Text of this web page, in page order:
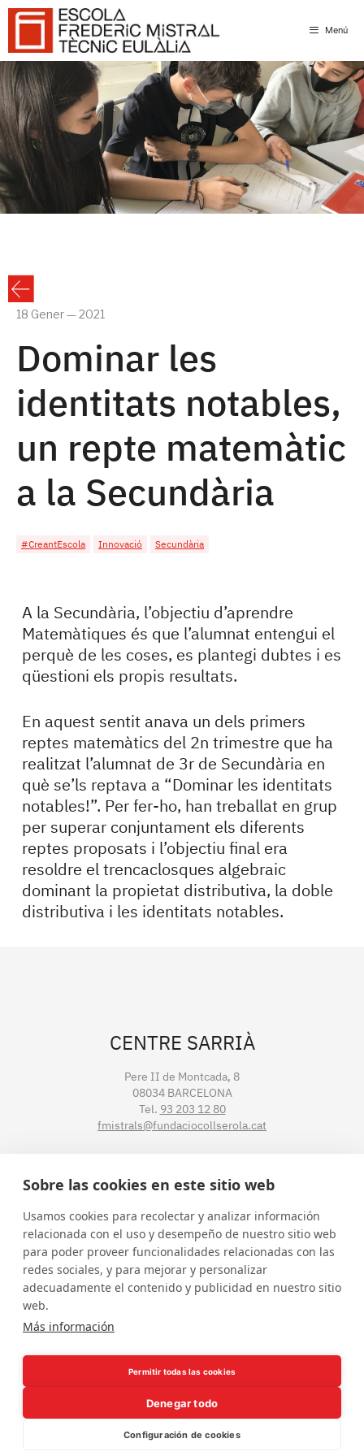
Skip
Menú
18 Gener — 2021
Dominar les
identitats notables,
un repte matemàtic
a la Secundària
#CreantEscola Innovació Secundària
A la Secundària, l’objectiu d’aprendre
Matemàtiques és que l’alumnat entengui el
perquè de les coses, es plantegi dubtes i es
qüestioni els propis resultats.
En aquest sentit anava un dels primers
reptes matemàtics del 2n trimestre que ha
realitzat l’alumnat de 3r de Secundària en
què se’ls reptava a “Dominar les identitats
notables!”. Per fer-ho, han treballat en grup
per superar conjuntament els diferents
reptes proposats i l’objectiu final era
resoldre el trencaclosques algebraic
dominant la propietat distributiva, la doble
distributiva i les identitats notables.
CENTRE SARRIÀ
Pere II de Montcada, 8
08034 BARCELONA
Tel. 93 203 12 80
fmistrals@fundaciocollserola.cat
CENTRE TIBIDABO
Lluís Muntadas, 3-5-7
08035 BARCELONA
Tel.93 211 89 54
fmistralt@fundaciocollserola.cat
Borsa de treball Política de privacitat
Sobre las cookies en este sitio web
Usamos cookies para recolectar y analizar información
relacionada con el uso y desempeño de nuestro sitio web
para poder proveer funcionalidades relacionadas con las
redes sociales, y para mejorar y personalizar
adecuadamente el contenido y publicidad en nuestro sitio
web.
Más información
Permitir todas las cookies
Denegar todo
Configuración de cookies